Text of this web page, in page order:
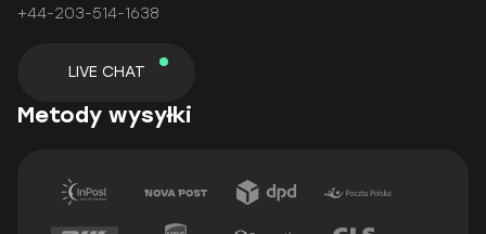
+44-203-514-1638
LIVE CHAT
Metody wysyłki